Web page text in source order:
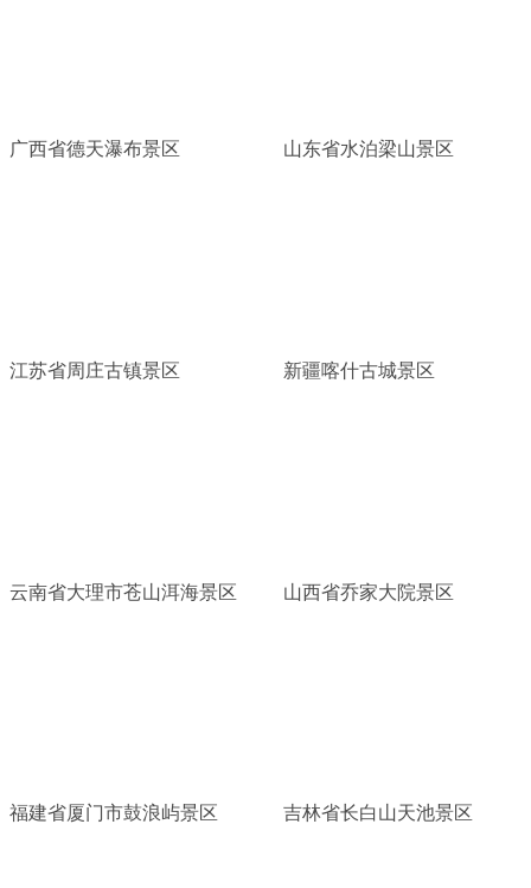
广西省德天瀑布景区 山东省水泊梁山景区
江苏省周庄古镇景区 新疆喀什古城景区
云南省大理市苍山洱海景区 山西省乔家大院景区
福建省厦门市鼓浪屿景区 吉林省长白山天池景区